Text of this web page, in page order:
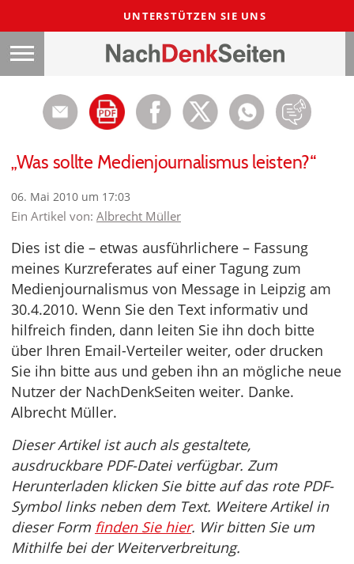
UNTERSTÜTZEN SIE UNS
„Was sollte Medienjournalismus leisten?“
06. Mai 2010 um 17:03
Ein Artikel von: Albrecht Müller
Dies ist die – etwas ausführlichere – Fassung
meines Kurzreferates auf einer Tagung zum
Medienjournalismus von Message in Leipzig am
30.4.2010. Wenn Sie den Text informativ und
hilfreich finden, dann leiten Sie ihn doch bitte
über Ihren Email-Verteiler weiter, oder drucken
Sie ihn bitte aus und geben ihn an mögliche neue
Nutzer der NachDenkSeiten weiter. Danke.
Albrecht Müller.
Dieser Artikel ist auch als gestaltete,
ausdruckbare PDF-Datei verfügbar. Zum
Herunterladen klicken Sie bitte auf das rote PDF-
Symbol links neben dem Text. Weitere Artikel in
dieser Form finden Sie hier. Wir bitten Sie um
Mithilfe bei der Weiterverbreitung.